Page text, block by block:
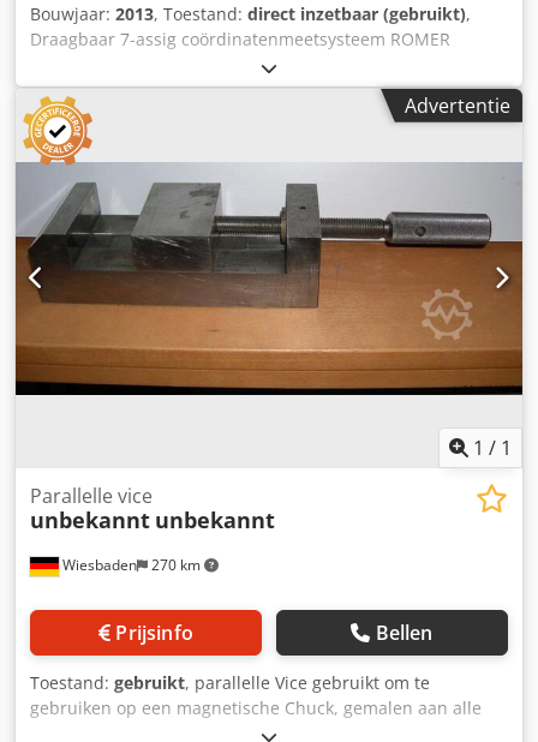
Bouwjaar: 2013, Toestand: direct inzetbaar (gebruikt),
Draagbaar 7-assig coördinatenmeetsysteem ROMER
Infinite 1.0 SC 5028SC. Meetbereik diameter: 2800 mm,
punt-herhaalnauwkeurigheid: ca. +/-0,045 mm - 0,050 mm,
volumetrische lengtemeetonzekerheid: ca. +/-0,064 mm -
0,075 mm, draadloze communicatie: Wi-Fi 802.11b/g,
accubedrijf, softwarebasis: WinRDS-driver compatibel met
meetsolutions PolyWorks, PC-DMIS, PowerInspect,
Metrolog. Inclusief geïntegreerde balancer,
transportkoffer, tastset 6 mm, 15 mm, punt,
bevestigingsplaat met 3 magneten, controledoor met
kalibratiecertificaat. Bezichtiging mogelijk na afspraak.
Codpfx Adjyk Hcrj Nsrf
Advertentie
1 / 1
Wiesbaden 270 km
Parallelle vice
unbekannt unbekannt
Prijsinfo Bellen
Toestand: gebruikt, parallelle Vice gebruikt om te
gebruiken op een magnetische Chuck, gemalen aan alle
kanten Jaw breedte: 100 mm Jaw diepte: 40 mm Lengte: